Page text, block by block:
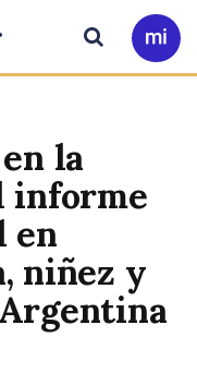
Ir
a
Buscar
la
informe
en
niñez y